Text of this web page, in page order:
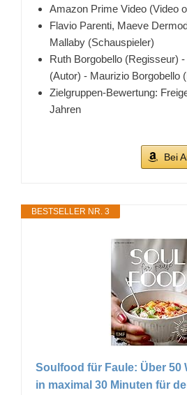
Amazon Prime Video (Video
Flavio Parenti, Maeve
Mallaby (Schauspieler)
Ruth Borgobello (Regisseur)
(Autor) - Maurizio Borgobello
Zielgruppen-Bewertung:
Jahren
Bei
BESTSELLER NR. 3
Soulfood für Faule: Über 50
in maximal 30 Minuten für